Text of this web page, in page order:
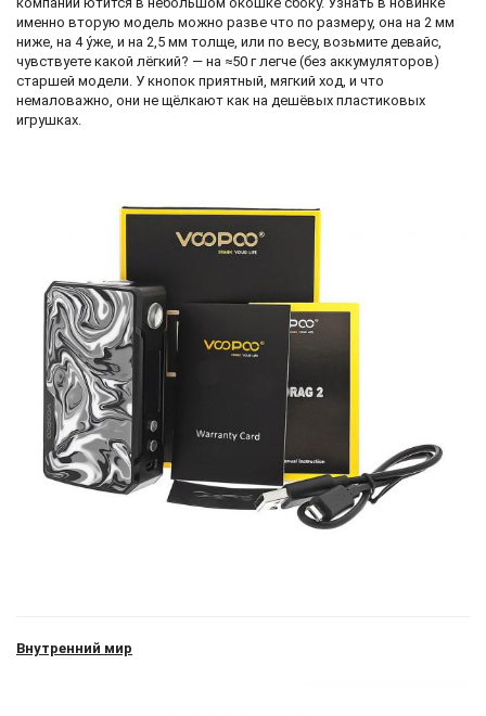
именно вторую модель можно разве что по размеру, она на 2 мм
ниже, на 4 у́же, и на 2,5 мм толще, или по весу, возьмите девайс,
чувствуете какой лёгкий? — на ≈50 г легче (без аккумуляторов)
старшей модели. У кнопок приятный, мягкий ход, и что
немаловажно, они не щёлкают как на дешёвых пластиковых
игрушках.
Внутренний мир